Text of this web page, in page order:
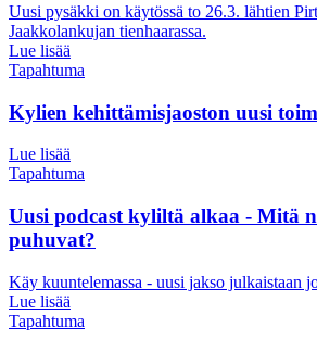
Uusi pysäkki on käytössä to 26.3. lähtien
Jaakkolankujan tienhaarassa.
Lue lisää
Tapahtuma
Kylien kehittämisjaoston uusi
Lue lisää
Tapahtuma
Uusi podcast kyliltä alkaa - Mitä
puhuvat?
Käy kuuntelemassa - uusi jakso julkaistaan
Lue lisää
Tapahtuma